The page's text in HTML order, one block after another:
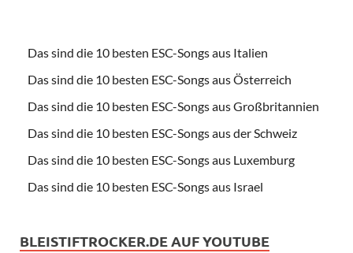
Das sind die 10 besten ESC-Songs aus Italien
Das sind die 10 besten ESC-Songs aus Österreich
Das sind die 10 besten ESC-Songs aus Großbritannien
Das sind die 10 besten ESC-Songs aus der Schweiz
Das sind die 10 besten ESC-Songs aus Luxemburg
Das sind die 10 besten ESC-Songs aus Israel
BLEISTIFTROCKER.DE AUF YOUTUBE